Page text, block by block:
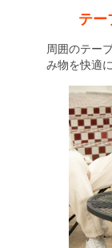
テー
周囲のテー
み物を快適